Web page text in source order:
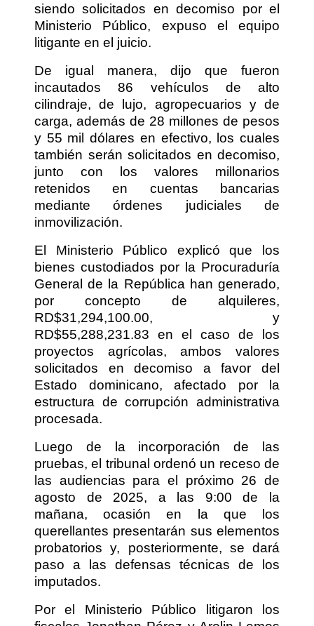
siendo solicitados en decomiso por el
Ministerio Público, expuso el equipo
litigante en el juicio.
De igual manera, dijo que fueron
incautados 86 vehículos de alto
cilindraje, de lujo, agropecuarios y de
carga, además de 28 millones de pesos
y 55 mil dólares en efectivo, los cuales
también serán solicitados en decomiso,
junto con los valores millonarios
retenidos en cuentas bancarias
mediante órdenes judiciales de
inmovilización.
El Ministerio Público explicó que los
bienes custodiados por la Procuraduría
General de la República han generado,
por concepto de alquileres,
RD$31,294,100.00, y
RD$55,288,231.83 en el caso de los
proyectos agrícolas, ambos valores
solicitados en decomiso a favor del
Estado dominicano, afectado por la
estructura de corrupción administrativa
procesada.
Luego de la incorporación de las
pruebas, el tribunal ordenó un receso de
las audiencias para el próximo 26 de
agosto de 2025, a las 9:00 de la
mañana, ocasión en la que los
querellantes presentarán sus elementos
probatorios y, posteriormente, se dará
paso a las defensas técnicas de los
imputados.
Por el Ministerio Público litigaron los